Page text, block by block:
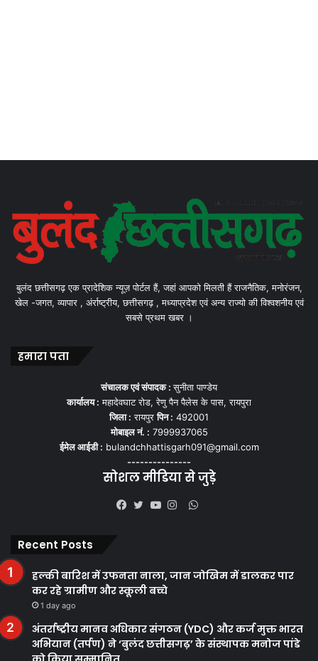
बुलंद छत्तीसगढ़ एक प्रादेशिक न्यूज़ पोर्टल हैं, जहां आपको मिलती हैं राजनैतिक, मनोरंजन,
खेल -जगत, व्यापार , अंर्राष्ट्रीय, छत्तीसगढ़ , मध्याप्रदेश एवं अन्य राज्यो की विश्वशनीय एवं
सबसे प्रथम खबर ।
हमारा पता
संचालक एवं संपादक :सुनीता पाण्डेय
कार्यालय : महादेवघाट रोड, रेणु पैन पैलेस के पास, रायपुरा
जिला : रायपुरपिन : 492001
मोबाइल नं. : 7999937065
ईमेल आईडी : bulandchhattisgarh091@gmail.com
---------------
सोशल मीडिया से जुड़े
WhatsApp
Recent Posts
हल्की बारिश में उफनता नाला, जान जोखिम में डालकर पार
कर रहे ग्रामीण और स्कूली बच्चे
1 day ago
अंतर्राष्ट्रीय मानव अधिकार संगठन (YDC) और कर्ज मुक्त भारत
अभियान (तर्पण) ने ‘बुलंद छत्तीसगढ़’ के संस्थापक मनोज पांडे